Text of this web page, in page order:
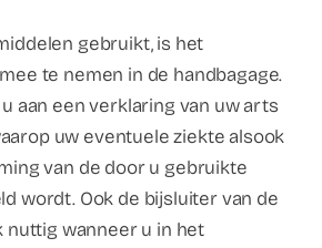
ABC Van De
Français
Nederlands
gebruikt, is het
te nemen in de handbagage.
aan een verklaring van uw arts
uw eventuele ziekte alsook
van de door u gebruikte
wordt. Ook de bijsluiter van de
nuttig wanneer u in het